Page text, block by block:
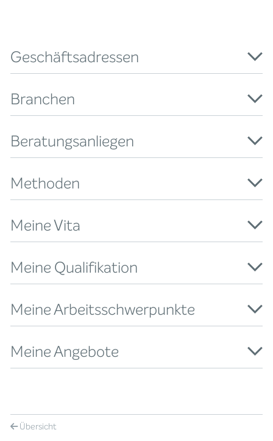
Geschäftsadressen
Branchen
Beratungsanliegen
Methoden
Meine Vita
Meine Qualifikation
Meine Arbeitsschwerpunkte
Meine Angebote
Übersicht